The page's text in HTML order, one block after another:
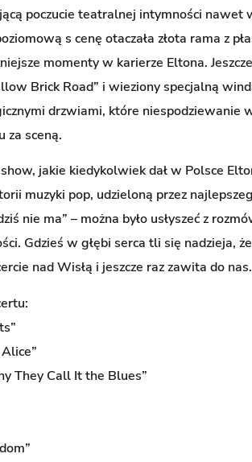
poczucie teatralnej intymności nawet
s cenę otaczała złota rama z
momenty w karierze Eltona.
Brick Road” i wieziony specjalną
drzwiami, które niespodziewanie
za sceną.
jakie kiedykolwiek dał w Polsce
muzyki pop, udzieloną przez
nie ma” – można było usłyszeć z
Gdzieś w głębi serca tli się nadzieja,
nad Wisłą i jeszcze raz zawita do
They Call It the Blues”